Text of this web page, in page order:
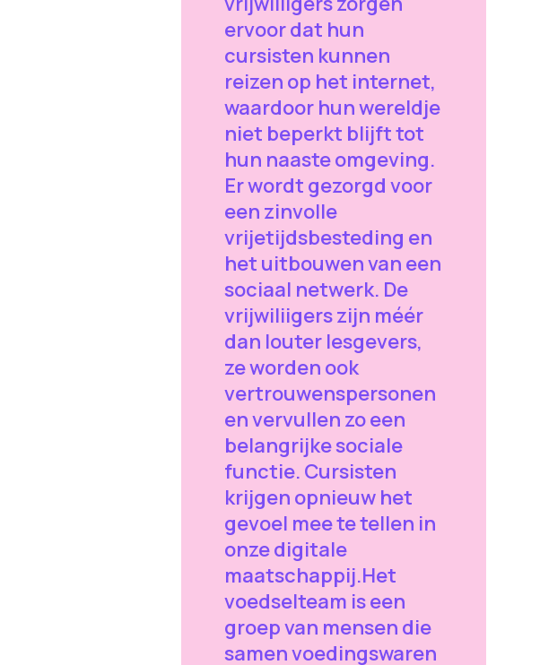
ervoor dat hun
cursisten kunnen
reizen op het internet,
waardoor hun wereldje
niet beperkt blijft tot
hun naaste omgeving.
Er wordt gezorgd voor
een zinvolle
vrijetijdsbesteding en
het uitbouwen van een
sociaal netwerk. De
vrijwiliigers zijn méér
dan louter lesgevers,
ze worden ook
vertrouwenspersonen
en vervullen zo een
belangrijke sociale
functie. Cursisten
krijgen opnieuw het
gevoel mee te tellen in
onze digitale
maatschappij.Het
voedselteam is een
groep van mensen die
samen voedingswaren